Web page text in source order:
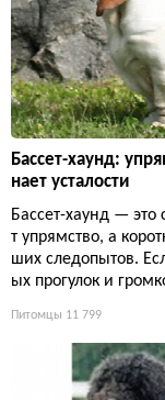
Бассет-хаунд:
нает усталости
Бассет-хаунд — это
т упрямство, а
ших следопытов.
ых прогулок и
Питомцы 11 799